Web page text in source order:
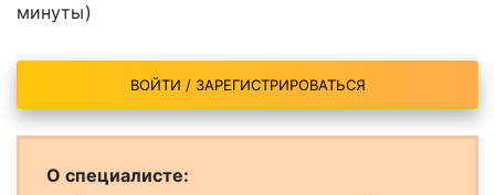
минуты)
ВОЙТИ / ЗАРЕГИСТРИРОВАТЬСЯ
О специалисте: